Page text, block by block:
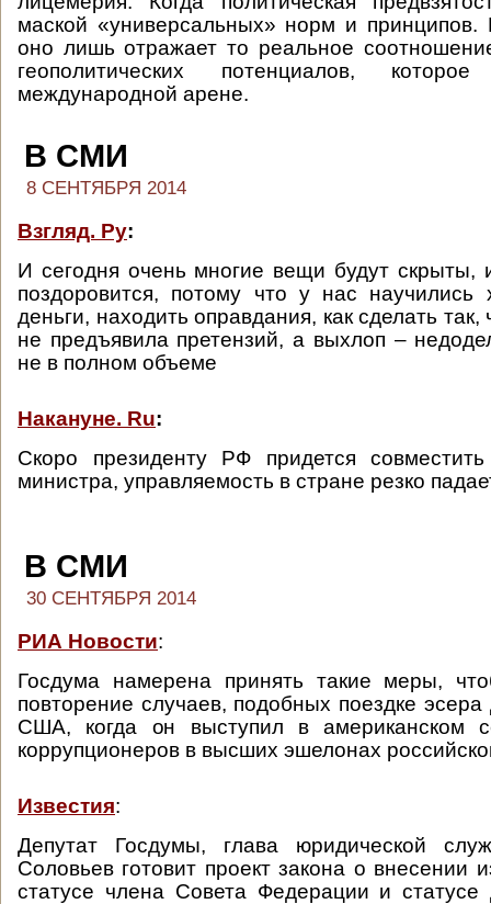
маской «универсальных» норм и
оно лишь отражает то реальное
геополитических потенциалов,
международной арене.
В СМИ
8 СЕНТЯБРЯ 2014
Взгляд. Ру:
И сегодня очень многие вещи будут скрыты,
поздоровится, потому что у нас научились
деньги, находить оправдания, как сделать
не предъявила претензий, а выхлоп –
не в полном объеме
Накануне. Ru:
Скоро президенту РФ придется
министра, управляемость в стране резко
В СМИ
30 СЕНТЯБРЯ 2014
РИА Новости:
Госдума намерена принять такие меры,
повторение случаев, подобных поездке эсера
США, когда он выступил в американском
коррупционеров в высших эшелонах
Известия:
Депутат Госдумы, глава юридической
Соловьев готовит проект закона о
статусе члена Совета Федерации и статусе